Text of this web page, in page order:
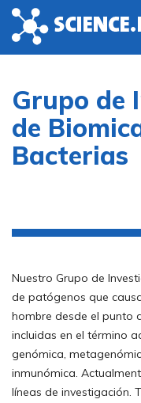
Skip to main content
Grupo de
de
Bacterias
Nuestro Grupo de
de patógenos que
hombre desde el punto
incluidas en el término
genómica,
inmunómica.
líneas de investigación.